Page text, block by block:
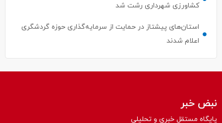
کشاورزی شهرداری رشت شد
استان‌های پیشتاز در حمایت از سرمایه‌گذاری حوزه گردشگری
اعلام شدند
نبض خبر
پایگاه مستقل خبری و تحلیلی